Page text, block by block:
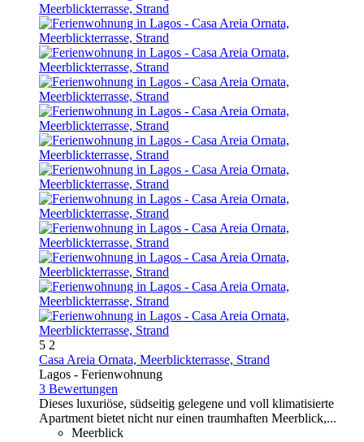
5 2
Casa Areia Ornata, Meerblickterrasse, Strand
Lagos - Ferienwohnung
3 Bewertungen
Dieses luxuriöse, südseitig gelegene und voll klimatisierte
Apartment bietet nicht nur einen traumhaften Meerblick,...
Meerblick